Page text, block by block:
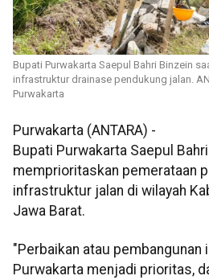
Bupati Purwakarta Saepul Bahri Binzein
infrastruktur drainase pendukung jalan.
Purwakarta
Purwakarta (ANTARA) -
Bupati Purwakarta Saepul
memprioritaskan pemerataan
infrastruktur jalan di wilayah
Jawa Barat.
"Perbaikan atau
Purwakarta menjadi prioritas,